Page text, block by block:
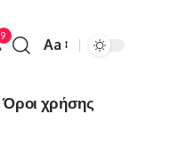
9
Font
Aa
Όροι χρήσης